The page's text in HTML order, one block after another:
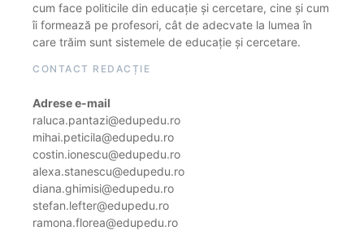
cum face politicile din educație și cercetare, cine și cum
îi formează pe profesori, cât de adecvate la lumea în
care trăim sunt sistemele de educație și cercetare.
CONTACT REDACȚIE
Adrese e-mail
raluca.pantazi@edupedu.ro
mihai.peticila@edupedu.ro
costin.ionescu@edupedu.ro
alexa.stanescu@edupedu.ro
diana.ghimisi@edupedu.ro
stefan.lefter@edupedu.ro
ramona.florea@edupedu.ro